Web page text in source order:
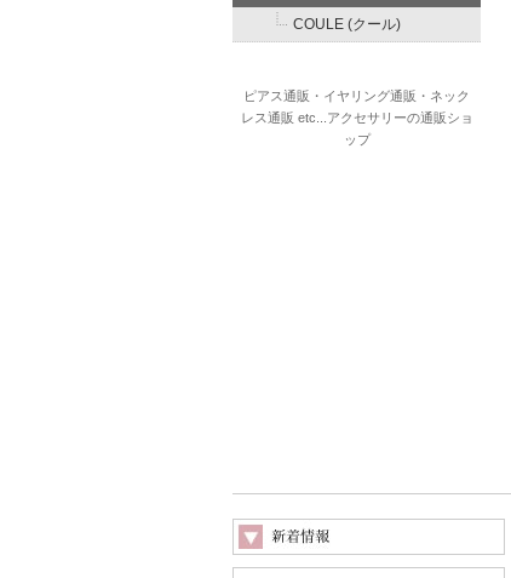
COULE (クール)
ピアス通販・イヤリング通販・ネック
レス通販 etc...アクセサリーの通販ショ
ップ